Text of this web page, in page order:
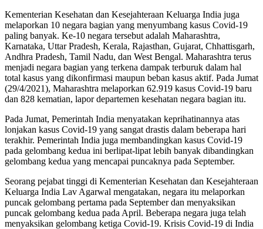
Kementerian Kesehatan dan Kesejahteraan Keluarga India juga
melaporkan 10 negara bagian yang menyumbang kasus Covid-19
paling banyak. Ke-10 negara tersebut adalah Maharashtra,
Karnataka, Uttar Pradesh, Kerala, Rajasthan, Gujarat, Chhattisgarh,
Andhra Pradesh, Tamil Nadu, dan West Bengal. Maharashtra terus
menjadi negara bagian yang terkena dampak terburuk dalam hal
total kasus yang dikonfirmasi maupun beban kasus aktif. Pada Jumat
(29/4/2021), Maharashtra melaporkan 62.919 kasus Covid-19 baru
dan 828 kematian, lapor departemen kesehatan negara bagian itu.
Pada Jumat, Pemerintah India menyatakan keprihatinannya atas
lonjakan kasus Covid-19 yang sangat drastis dalam beberapa hari
terakhir. Pemerintah India juga membandingkan kasus Covid-19
pada gelombang kedua ini berlipat-lipat lebih banyak dibandingkan
gelombang kedua yang mencapai puncaknya pada September.
Seorang pejabat tinggi di Kementerian Kesehatan dan Kesejahteraan
Keluarga India Lav Agarwal mengatakan, negara itu melaporkan
puncak gelombang pertama pada September dan menyaksikan
puncak gelombang kedua pada April. Beberapa negara juga telah
menyaksikan gelombang ketiga Covid-19. Krisis Covid-19 di India